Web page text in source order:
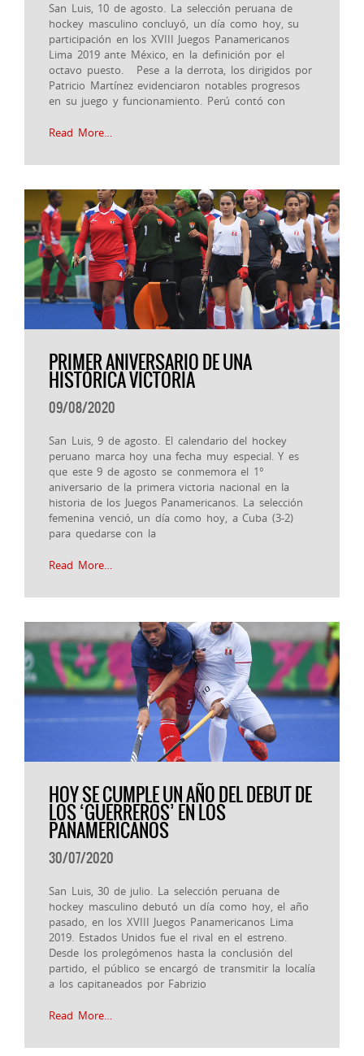
San Luis, 10 de agosto. La selección peruana de
hockey masculino concluyó, un día como hoy, su
participación en los XVIII Juegos Panamericanos
Lima 2019 ante México, en la definición por el
octavo puesto. Pese a la derrota, los dirigidos por
Patricio Martínez evidenciaron notables progresos
en su juego y funcionamiento. Perú contó con
Read More…
PRIMER ANIVERSARIO DE UNA
HISTÓRICA VICTORIA
09/08/2020
San Luis, 9 de agosto. El calendario del hockey
peruano marca hoy una fecha muy especial. Y es
que este 9 de agosto se conmemora el 1°
aniversario de la primera victoria nacional en la
historia de los Juegos Panamericanos. La selección
femenina venció, un día como hoy, a Cuba (3-2)
para quedarse con la
Read More…
HOY SE CUMPLE UN AÑO DEL DEBUT DE
LOS ‘GUERREROS’ EN LOS
PANAMERICANOS
30/07/2020
San Luis, 30 de julio. La selección peruana de
hockey masculino debutó un día como hoy, el año
pasado, en los XVIII Juegos Panamericanos Lima
2019. Estados Unidos fue el rival en el estreno.
Desde los prolegómenos hasta la conclusión del
partido, el público se encargó de transmitir la localía
a los capitaneados por Fabrizio
Read More…